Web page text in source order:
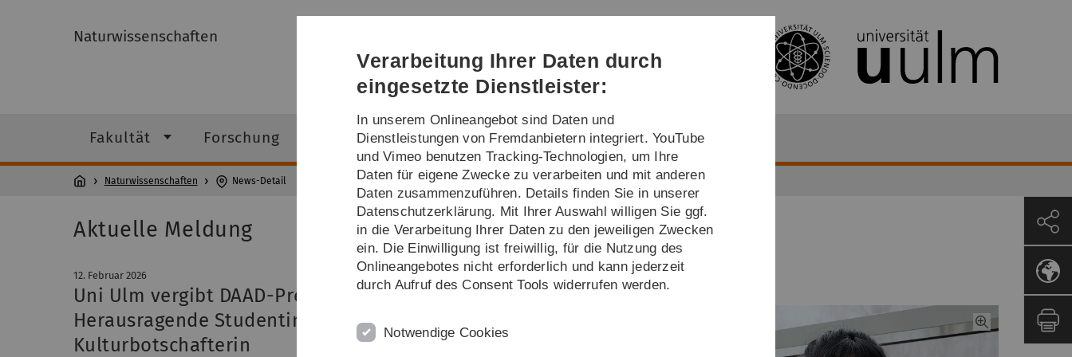
Direkt
Direkt
Direkt
(Sprache,
Drucken,
Social
Direkt
Direkt
Naturwissenschaften
Fakultät Forschung Studium Institute
Naturwissenschaften News-Detail
Aktuelle Meldung
12. Februar 2026
Uni Ulm vergibt DAAD-Preis an Injung Choi
Herausragende Studentin, engagierte Kommilitonin und
Kulturbotschafterin
Verarbeitung Ihrer Daten durch
eingesetzte Dienstleister:
In unserem Onlineangebot sind Daten und
Dienstleistungen von Fremdanbietern integriert. YouTube
und Vimeo benutzen Tracking-Technologien, um Ihre
Daten für eigene Zwecke zu verarbeiten und mit anderen
Daten zusammenzuführen. Details finden Sie in unserer
Datenschutzerklärung. Mit Ihrer Auswahl willigen Sie ggf.
in die Verarbeitung Ihrer Daten zu den jeweiligen Zwecken
ein. Die Einwilligung ist freiwillig, für die Nutzung des
Onlineangebotes nicht erforderlich und kann jederzeit
durch Aufruf des Consent Tools widerrufen werden.
Notwendige Cookies